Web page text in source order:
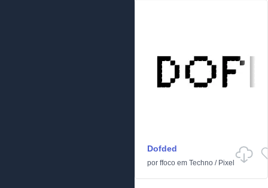
Dofded
por ffoco em Techno / Pixel